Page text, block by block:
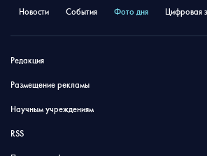
Новости События Фото дня Цифровая
Редакция
Размещение рекламы
Научным учреждениям
RSS